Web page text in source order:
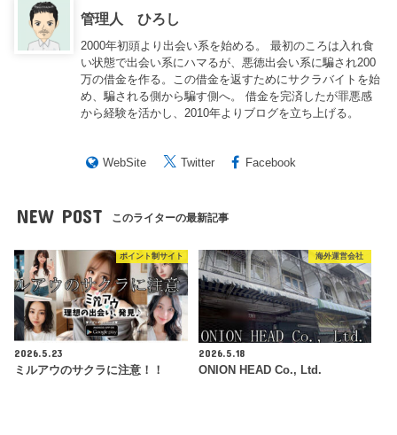
管理人 ひろし
2000年初頭より出会い系を始める。 最初のころは入れ食
い状態で出会い系にハマるが、悪徳出会い系に騙され200
万の借金を作る。この借金を返すためにサクラバイトを始
め、騙される側から騙す側へ。 借金を完済したが罪悪感
から経験を活かし、2010年よりブログを立ち上げる。
WebSite Twitter Facebook
NEW POST このライターの最新記事
ポイント制サイト
2026.5.23
ミルアウのサクラに注意！！
海外運営会社
2026.5.18
ONION HEAD Co., Ltd.